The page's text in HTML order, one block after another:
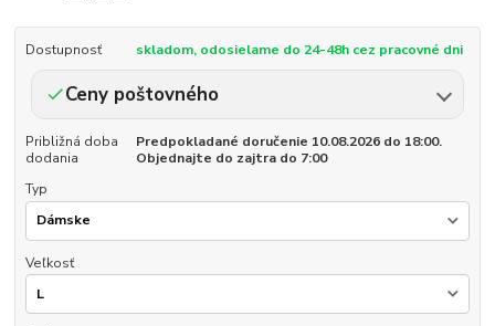
Dostupnosť skladom, odosielame do 24-48h cez pracovné dni
Ceny poštovného
Približná doba
dodania
Predpokladané doručenie 10.08.2026 do 18:00.
Objednajte do zajtra do 7:00
Typ
Veľkosť